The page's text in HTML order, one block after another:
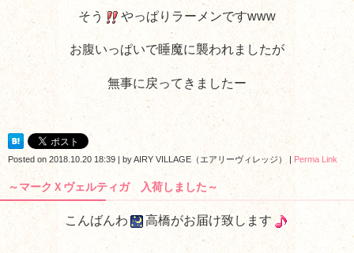
そう やっぱりラーメンですwww
お腹いっぱいで睡魔に襲われましたが
無事に戻ってきましたー
Posted on 2018.10.20 18:39 | byAIRY VILLAGE（エアリーヴィレッジ） | Perma Link
～マークＸヴェルティガ 入荷しました～
こんばんわ 高橋がお届け致します